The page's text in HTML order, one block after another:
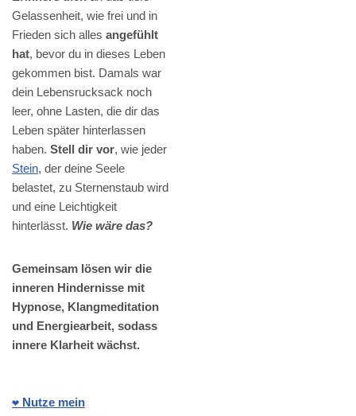
Gelassenheit, wie frei und in
Frieden sich alles angefühlt
hat, bevor du in dieses Leben
gekommen bist. Damals war
dein Lebensrucksack noch
leer, ohne Lasten, die dir das
Leben später hinterlassen
haben. Stell dir vor, wie jeder
Stein, der deine Seele
belastet, zu Sternenstaub wird
und eine Leichtigkeit
hinterlässt. Wie wäre das?
Gemeinsam lösen wir die
inneren Hindernisse mit
Hypnose, Klangmeditation
und Energiearbeit, sodass
innere Klarheit wächst.
❤️ Nutze mein